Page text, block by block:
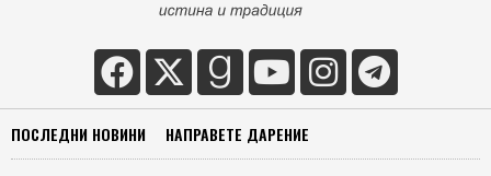
ПОСЛЕДНИ НОВИНИ НАПРАВЕТЕ ДАРЕНИЕ